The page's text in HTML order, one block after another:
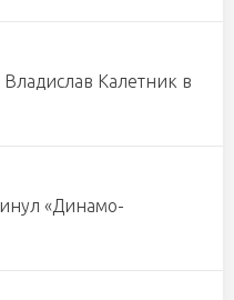
Владислав Калетник в
«Динамо-